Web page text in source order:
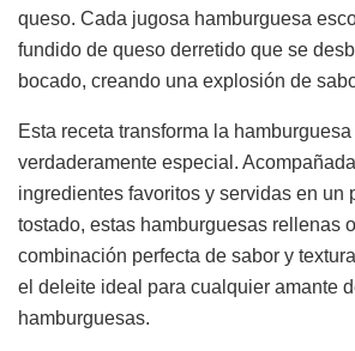
queso. Cada jugosa hamburguesa
fundido de queso derretido que se
bocado, creando una explosión de
Esta receta transforma la
verdaderamente especial.
ingredientes favoritos y servidas en un
tostado, estas hamburguesas rellenas
combinación perfecta de sabor y
el deleite ideal para cualquier amante
hamburguesas.